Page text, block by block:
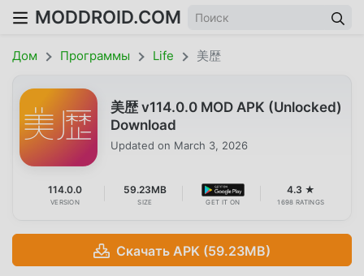
MODDROID.COM
Дом Программы Life 美歴
美歴 v114.0.0 MOD APK (Unlocked)
Download
Updated on March 3, 2026
114.0.0
VERSION
59.23MB
SIZE GET IT ON
4.3 ★
1698 RATINGS
Скачать APK (59.23MB)